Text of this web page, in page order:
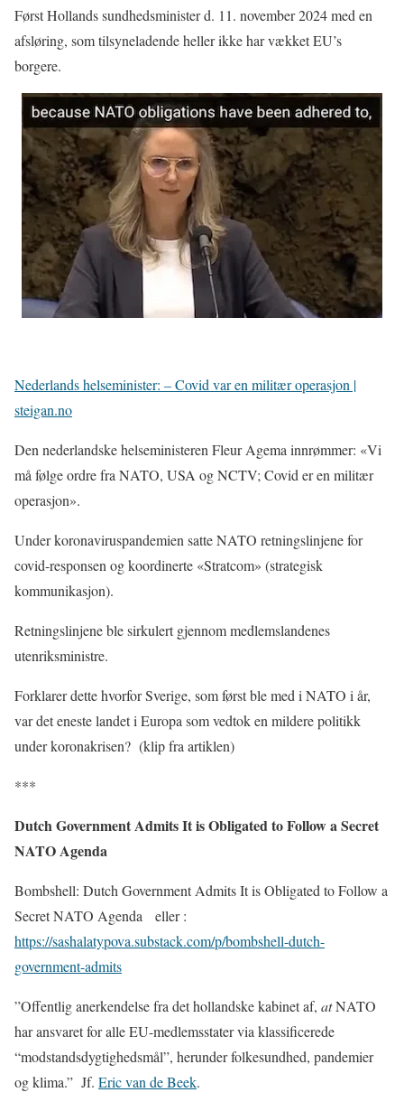
Først Hollands sundhedsminister d. 11. november 2024 med en
afsløring, som tilsyneladende heller ikke har vækket EU’s
borgere.
Nederlands helseminister: – Covid var en militær operasjon |
steigan.no
Den nederlandske helseministeren Fleur Agema innrømmer: «Vi
må følge ordre fra NATO, USA og NCTV; Covid er en militær
operasjon».
Under koronaviruspandemien satte NATO retningslinjene for
covid-responsen og koordinerte «Stratcom» (strategisk
kommunikasjon).
Retningslinjene ble sirkulert gjennom medlemslandenes
utenriksministre.
Forklarer dette hvorfor Sverige, som først ble med i NATO i år,
var det eneste landet i Europa som vedtok en mildere politikk
under koronakrisen? (klip fra artiklen)
***
Dutch Government Admits It is Obligated to Follow a Secret
NATO Agenda
Bombshell: Dutch Government Admits It is Obligated to Follow a
Secret NATO Agenda eller :
https://sashalatypova.substack.com/p/bombshell-dutch-
government-admits
”Offentlig anerkendelse fra det hollandske kabinet af, atNATO
har ansvaret for alle EU-medlemsstatervia klassificerede
“modstandsdygtighedsmål”, herunder folkesundhed, pandemier
og klima.” Jf. Eric van de Beek.